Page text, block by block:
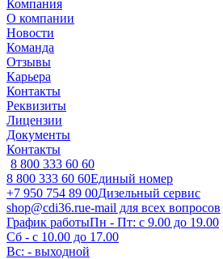
Компания
О компании
Новости
Команда
Отзывы
Карьера
Контакты
Реквизиты
Лицензии
Документы
Контакты
8 800 333 60 60
8 800 333 60 60Единый номер
+7 950 754 89 00Дизельный сервис
shop@cdi36.rue-mail для всех вопросов
График работыПн - Пт: с 9.00 до 19.00
Сб - с 10.00 до 17.00
Вс: - выходной